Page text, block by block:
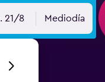
21/8 Mediodía